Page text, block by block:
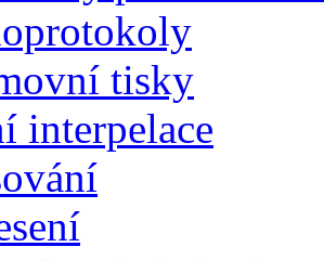
tisky
interpelace